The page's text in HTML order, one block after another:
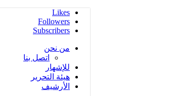
Likes
Followers
Subscribers
من نحن
اتصل بنا
للإشهار
هيئة التحرير
الأرشيف